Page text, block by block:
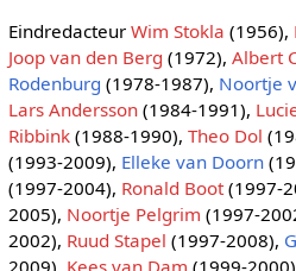
Eindredacteur Wim Stokla (1956),
Joop van den Berg (1972), Albert
Rodenburg (1978-1987), Noortje
Lars Andersson(1984-1991),
Ribbink(1988-1990), Theo Dol
(1993-2009), Elleke van Doorn
(1997-2004), Ronald Boot(1997-
2005), Noortje Pelgrim (1997-
2002), Ruud Stapel (1997-2008),